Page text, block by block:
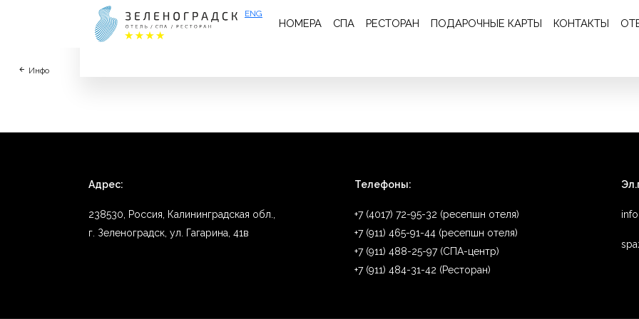
ENG
НОМЕРА СПА РЕСТОРАН ПОДАРОЧНЫЕ КАРТЫ КОНТАКТЫ
Инфо
Прекрасный отель с отличным завтраком. Буду рекомендовать друзьям и знакомым. Часы работы СПА
Адрес:
238530, Россия, Калининградская обл.,
г. Зеленоградск, ул. Гагарина, 41в
Телефоны:
+7 (4017) 72-95-32 (ресепшн отеля)
+7 (911) 465-91-44 (ресепшн отеля)
+7 (911) 488-25-97 (СПА-центр)
+7 (911) 484-31-42 (Ресторан)